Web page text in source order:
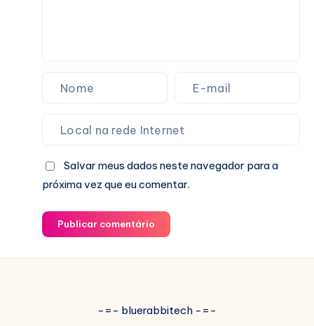
Famoso
Momento
Salvar meus dados neste navegador para a
próxima vez que eu comentar.
Publicar comentário
-=- bluerabbitech -=-